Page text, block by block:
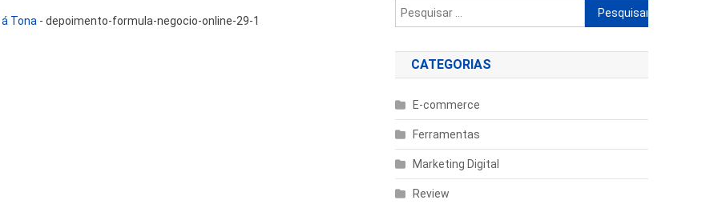
Tona - depoimento-formula-negocio-online-29-1
Pesquisar
por:
CATEGORIAS
E-commerce
Ferramentas
Marketing Digital
Review